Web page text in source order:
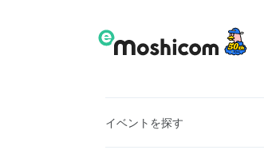
イベントを探す